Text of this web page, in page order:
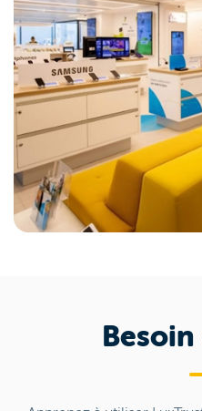
Besoin